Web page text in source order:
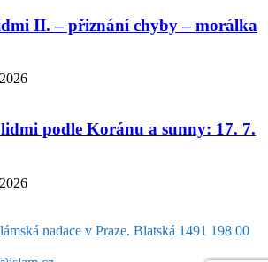
II. – přiznání chyby – morálka
podle Koránu a sunny: 17. 7.
nadace v Praze. Blatská 1491 198 00